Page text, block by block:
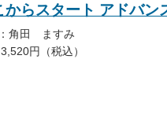
からスタート アドバン
角田 ますみ
円（税込）